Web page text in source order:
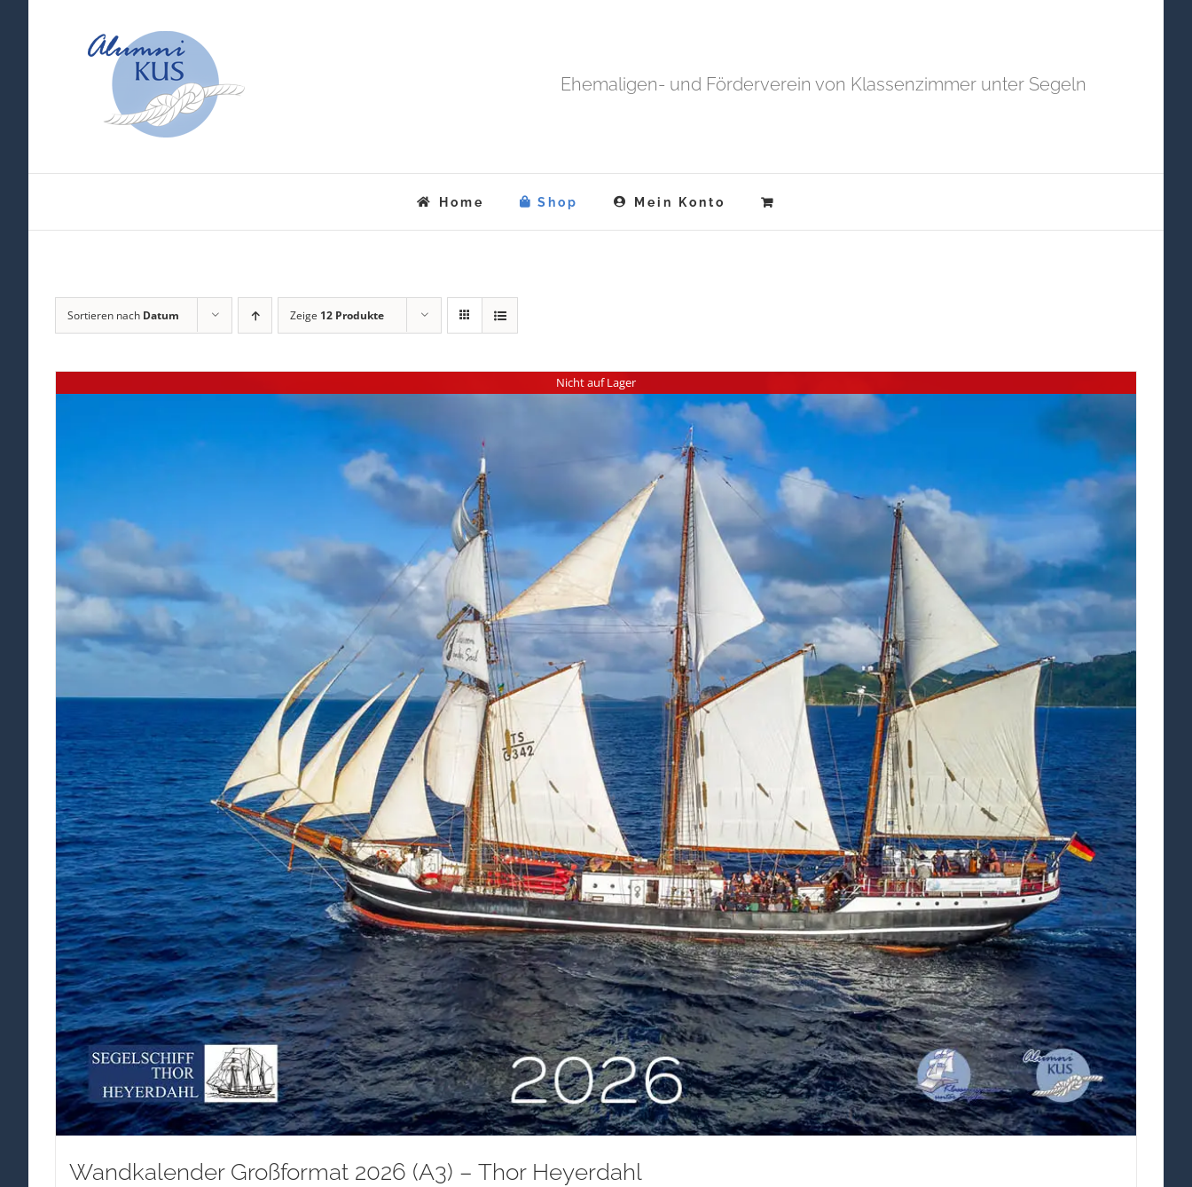
Ehemaligen- und Förderverein von Klassenzimmer unter Segeln
Home Shop Mein Konto
Sortieren nach Datum Zeige 12 Produkte
Nicht auf Lager
Wandkalender Großformat 2026 (A3) – Thor Heyerdahl